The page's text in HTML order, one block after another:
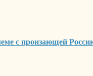
с пронзающей